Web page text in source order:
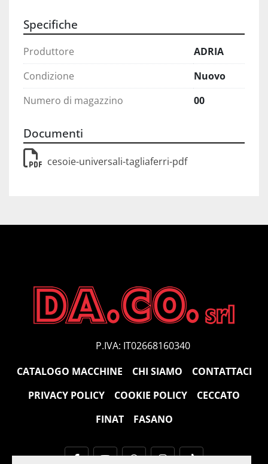
Specifiche
Produttore
ADRIA
Condizione
Nuovo
Numero di magazzino
00
Documenti
cesoie-universali-tagliaferri-pdf
P.IVA: IT02668160340
CATALOGO MACCHINE
CHI SIAMO
CONTATTACI
PRIVACY POLICY
COOKIE POLICY
CECCATO
FINAT
FASANO